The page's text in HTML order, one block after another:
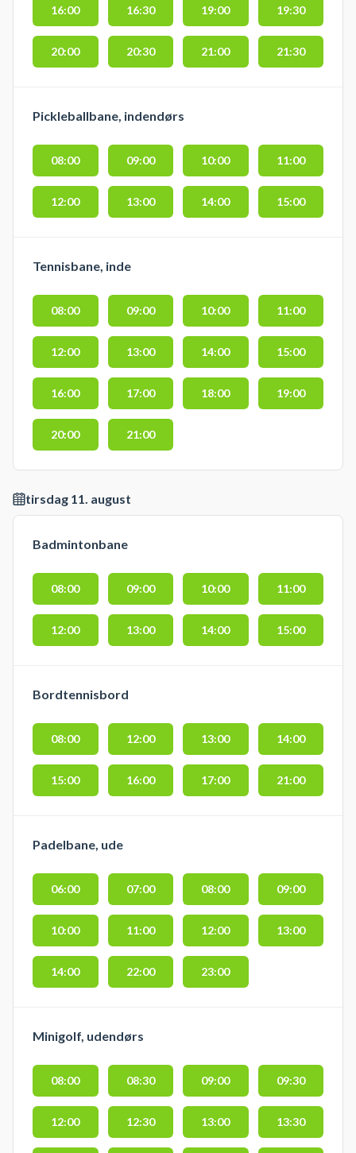
16:00 16:30 19:00 19:30
20:00 20:30 21:00 21:30
Pickleballbane, indendørs
08:00 09:00 10:00 11:00
12:00 13:00 14:00 15:00
Tennisbane, inde
08:00 09:00 10:00 11:00
12:00 13:00 14:00 15:00
16:00 17:00 18:00 19:00
20:00 21:00
tirsdag 11. august
Badmintonbane
08:00 09:00 10:00 11:00
12:00 13:00 14:00 15:00
Bordtennisbord
08:00 12:00 13:00 14:00
15:00 16:00 17:00 21:00
Padelbane, ude
06:00 07:00 08:00 09:00
10:00 11:00 12:00 13:00
14:00 22:00 23:00
Minigolf, udendørs
08:00 08:30 09:00 09:30
12:00 12:30 13:00 13:30